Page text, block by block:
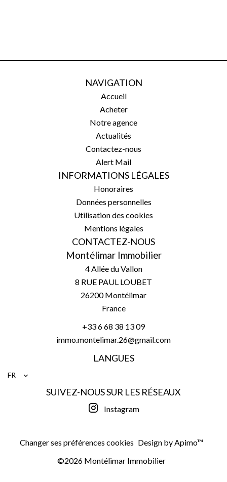
NAVIGATION
Accueil
Acheter
Notre agence
Actualités
Contactez-nous
Alert Mail
INFORMATIONS LÉGALES
Honoraires
Données personnelles
Utilisation des cookies
Mentions légales
CONTACTEZ-NOUS
Montélimar Immobilier
4 Allée du Vallon
8 RUE PAUL LOUBET
26200Montélimar
France
+33 6 68 38 13 09
immo.montelimar.26@gmail.com
LANGUES
FR
SUIVEZ-NOUS SUR LES RÉSEAUX
Instagram
Changer ses préférences cookies Design byApimo™
©2026 Montélimar Immobilier